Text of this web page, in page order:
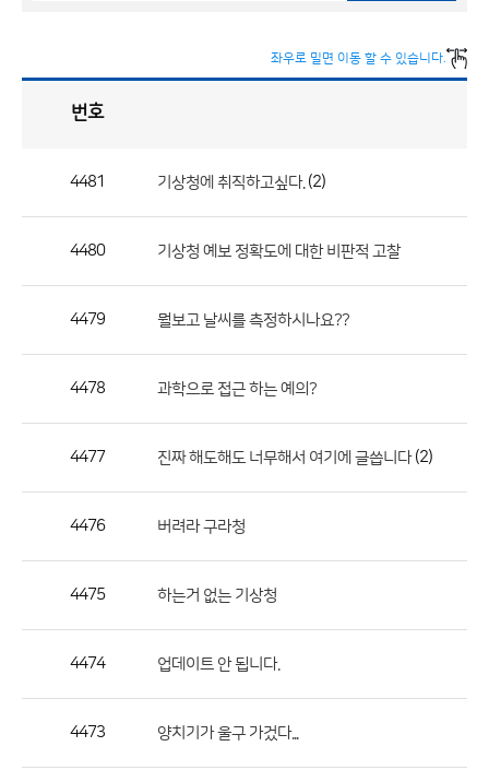
좌우로 밀면 이동 할 수 있습니다.
론
호,
록
번호
4481 기상청에 취직하고싶다.(2)
4480 기상청 예보 정확도에 대한 비판적 고찰
4479 뭘보고 날씨를 측정하시나요??
4478 과학으로 접근 하는 예의?
4477 진짜 해도해도 너무해서 여기에 글씁니다(2)
4476 버려라 구라청
4475 하는거 없는 기상청
4474 업데이트 안 됩니다.
4473 양치기가 울구 가겄다...